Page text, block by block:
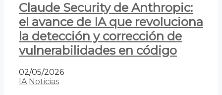
Claude Security de Anthropic:
el avance de IA que revoluciona
la detección y corrección de
vulnerabilidades en código
02/05/2026
IA Noticias